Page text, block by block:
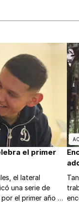
el primer
el lateral
una serie de
el primer año de